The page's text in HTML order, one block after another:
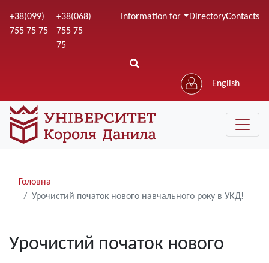
to
+38(099)
755 75 75
+38(068)
755 75
75
Information for DirectoryContacts
English
Рядки
навіґації
Головна
Урочистий початок нового навчального року в УКД!
Урочистий початок нового